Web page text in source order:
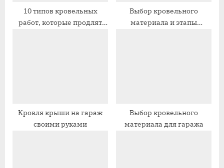
и
п
и
10 типов кровельных
работ, которые продлят
Выбор кровельного
материала и этапы
Кровля крыши на гараж
своими руками
Выбор кровельного
материала для гаража